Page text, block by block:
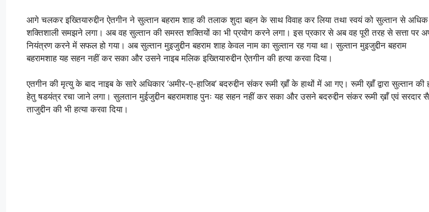
आगे चलकर इख्तियारुद्दीन ऐतगीन ने सुल्तान बहराम शाह की तलाक शुदा बहन के साथ विवाह कर लिया तथा स्वयं को सुल्तान से अधिक
शक्तिशाली समझने लगा। अब वह सुल्तान की समस्त शक्तियों का भी प्रयोग करने लगा। इस प्रकार से अब वह पूरी तरह से सत्ता पर
नियंत्रण करने में सफल हो गया। अब सुल्तान मुइजुद्दीन बहराम शाह केवल नाम का सुल्तान रह गया था। सुल्तान मुइजुद्दीन बहराम
बहरामशाह यह सहन नहीं कर सका और उसने नाइब मलिक इख्तियारुद्दीन ऐतगीन की हत्या करवा दिया।
एतगीन की मृत्यु के बाद नाइब के सारे अधिकार ‘अमीर-ए-हाजिब’ बदरुद्दीन संकर रूमी ख़ाँ के हाथों में आ गए। रूमी ख़ाँ द्वारा सुल्तान की
हेतु षडयंत्र रचा जाने लगा। सुलतान मुईजुद्दीन बहरामशाह पुनः यह सहन नहीं कर सका और उसने बदरुद्दीन संकर रूमी ख़ाँ एवं सरदार
ताजुद्दीन की भी हत्या करवा दिया।